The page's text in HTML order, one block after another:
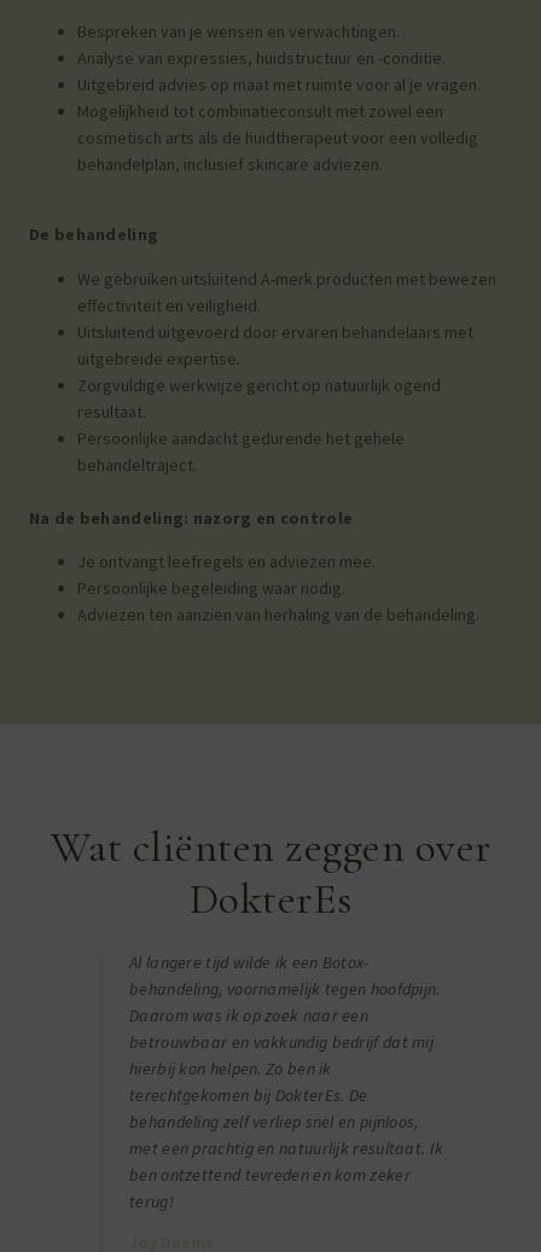
Bespreken van je wensen en verwachtingen.
Analyse van expressies, huidstructuur en -conditie.
Uitgebreid advies op maat met ruimte voor al je vragen.
Mogelijkheid tot combinatieconsult met zowel een
cosmetisch arts als de huidtherapeut voor een volledig
behandelplan, inclusief skincare adviezen.
De behandeling
We gebruiken uitsluitend A-merk producten met bewezen
effectiviteit en veiligheid.
Uitsluitend uitgevoerd door ervaren behandelaars met
uitgebreide expertise.
Zorgvuldige werkwijze gericht op natuurlijk ogend
resultaat.
Persoonlijke aandacht gedurende het gehele
behandeltraject.
Na de behandeling: nazorg en controle
Je ontvangt leefregels en adviezen mee.
Persoonlijke begeleiding waar nodig.
Adviezen ten aanzien van herhaling van de behandeling.
Wat cliënten zeggen over
DokterEs
Al langere tijd wilde ik een Botox-
behandeling, voornamelijk tegen hoofdpijn.
Daarom was ik op zoek naar een
betrouwbaar en vakkundig bedrijf dat mij
hierbij kon helpen. Zo ben ik
terechtgekomen bij DokterEs. De
behandeling zelf verliep snel en pijnloos,
met een prachtig en natuurlijk resultaat. Ik
ben ontzettend tevreden en kom zeker
terug!